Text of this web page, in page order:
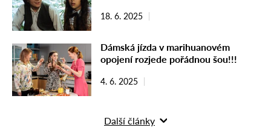
18. 6. 2025
Dámská jízda v marihuanovém
opojení rozjede pořádnou šou!!!
4. 6. 2025
Další články